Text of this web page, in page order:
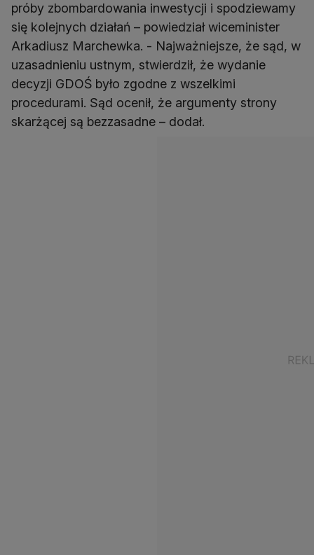
próby zbombardowania inwestycji i spodziewamy
się kolejnych działań – powiedział wiceminister
Arkadiusz Marchewka. - Najważniejsze, że sąd, w
uzasadnieniu ustnym, stwierdził, że wydanie
decyzji GDOŚ było zgodne z wszelkimi
procedurami. Sąd ocenił, że argumenty strony
skarżącej są bezzasadne – dodał.